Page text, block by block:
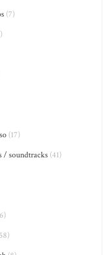
(7)
(17)
/ soundtracks(41)